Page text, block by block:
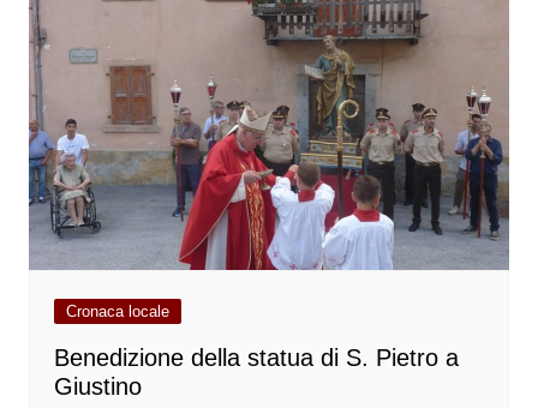
Cronaca locale
Benedizione della statua di S. Pietro a
Giustino